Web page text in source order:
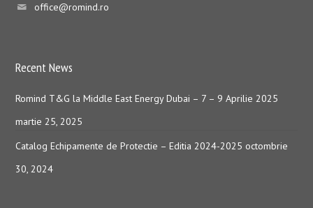
office@romind.ro
Recent News
Romind T&G la Middle East Energy Dubai – 7 – 9 Aprilie 2025
martie 25, 2025
Catalog Echipamente de Protectie – Editia 2024-2025 octombrie
30, 2024